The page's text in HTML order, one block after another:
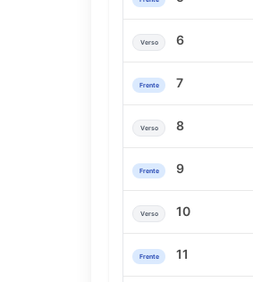
Verso 6
Frente 7
Verso 8
Frente 9
Verso 10
Frente 11